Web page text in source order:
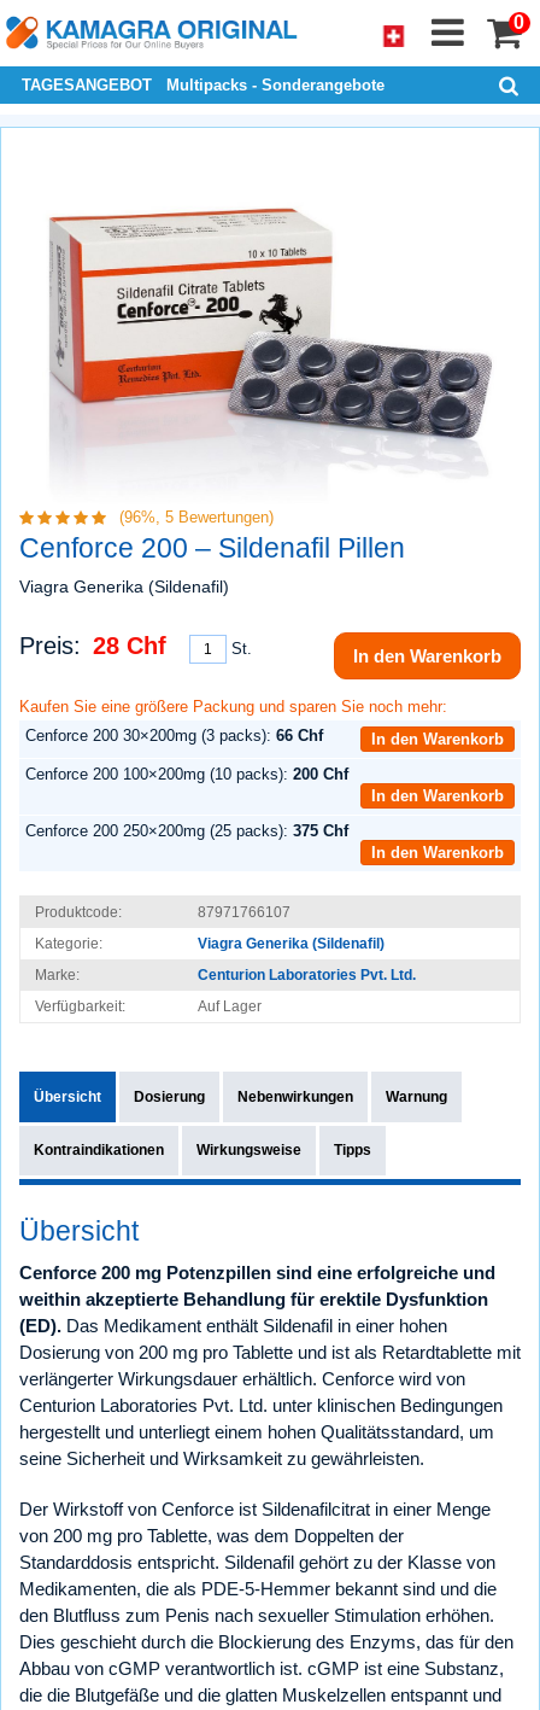
0
TAGESANGEBOT Multipacks - Sonderangebote
(96%, 5 Bewertungen)
Cenforce 200 – Sildenafil Pillen
Viagra Generika (Sildenafil)
Preis: 28 Chf St. In den Warenkorb
Kaufen Sie eine größere Packung und sparen Sie noch mehr:
Cenforce 200 30×200mg (3 packs): 66 Chf
In den Warenkorb
Cenforce 200 100×200mg (10 packs): 200 Chf
In den Warenkorb
Cenforce 200 250×200mg (25 packs): 375 Chf
In den Warenkorb
Produktcode:
87971766107
Kategorie:
Viagra Generika (Sildenafil)
Marke:
Centurion Laboratories Pvt. Ltd.
Verfügbarkeit:
Auf Lager
Übersicht Dosierung Nebenwirkungen Warnung
Kontraindikationen Wirkungsweise Tipps
Übersicht
Cenforce 200 mg Potenzpillen sind eine erfolgreiche und
weithin akzeptierte Behandlung für erektile Dysfunktion
(ED). Das Medikament enthält Sildenafil in einer hohen
Dosierung von 200 mg pro Tablette und ist als Retardtablette mit
verlängerter Wirkungsdauer erhältlich. Cenforce wird von
Centurion Laboratories Pvt. Ltd. unter klinischen Bedingungen
hergestellt und unterliegt einem hohen Qualitätsstandard, um
seine Sicherheit und Wirksamkeit zu gewährleisten.
Der Wirkstoff von Cenforce ist Sildenafilcitrat in einer Menge
von 200 mg pro Tablette, was dem Doppelten der
Standarddosis entspricht. Sildenafil gehört zu der Klasse von
Medikamenten, die als PDE-5-Hemmer bekannt sind und die
den Blutfluss zum Penis nach sexueller Stimulation erhöhen.
Dies geschieht durch die Blockierung des Enzyms, das für den
Abbau von cGMP verantwortlich ist. cGMP ist eine Substanz,
die die Blutgefäße und die glatten Muskelzellen entspannt und